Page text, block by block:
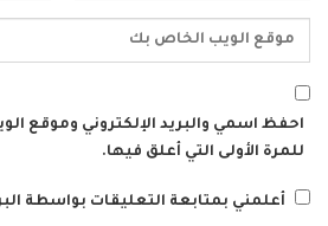
احفظ اسمي والبريد الإلكتروني وموقع
للمرة الأولى التي أعلق فيها.
أعلمني بمتابعة التعليقات بواسطة